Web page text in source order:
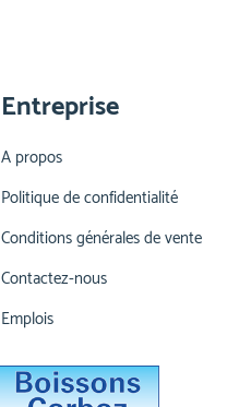
Entreprise
A propos
Politique de confidentialité
Conditions générales de vente
Contactez-nous
Emplois